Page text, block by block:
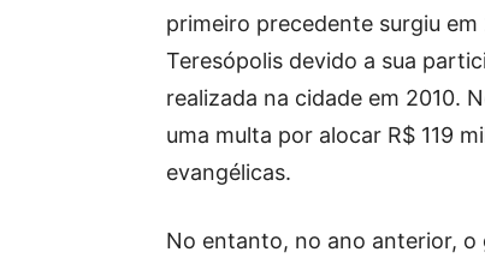
primeiro precedente surgiu
Teresópolis devido a sua
realizada na cidade em 2010.
uma multa por alocar R$ 119
evangélicas.
No entanto, no ano anterior,